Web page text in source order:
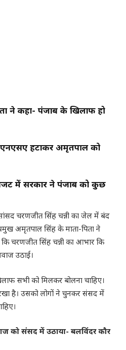
ने कहा- पंजाब के खिलाफ हो
एनएसए हटाकर अमृतपाल को
में सरकार ने पंजाब को कुछ
चरणजीत सिंह चन्नी का जेल में बंद
अमृतपाल सिंह के माता-पिता ने
कि चरणजीत सिंह चन्नी का आभार कि
उठाई।
सभी को मिलकर बोलना चाहिए।
है। उसको लोगों ने चुनकर संसद में
को संसद में उठाया- बलविंदर कौर